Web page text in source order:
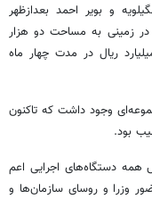
و بویر احمد بعدازظهر
در زمینی به مساحت دو هزار
ریال در مدت چهار ماه
وجود داشت که تاکنون
بود.
همه دستگا‌ه‌های اجرایی اعم
وزرا و روسای سازمان‌ها و